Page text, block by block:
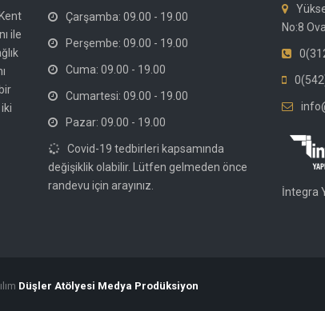
ile
Çarşamba: 09.00 - 19.00
Perşembe: 09.00 - 19.00
Cuma: 09.00 - 19.00
Cumartesi: 09.00 - 19.00
Pazar: 09.00 - 19.00
Covid-19 tedbirleri kapsamında
değişiklik olabilir. Lütfen gelmeden önce
randevu için arayınız.
No:8
İntegra
Düşler Atölyesi Medya Prodüksiyon